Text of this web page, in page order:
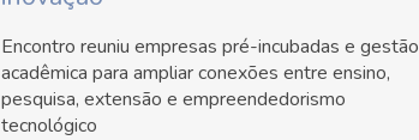
Encontro reuniu empresas pré-incubadas e gestão
acadêmica para ampliar conexões entre ensino,
pesquisa, extensão e empreendedorismo
tecnológico